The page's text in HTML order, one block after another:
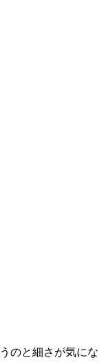
のと細さが気にな